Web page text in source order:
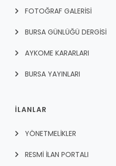
FOTOĞRAF GALERİSİ
BURSA GÜNLÜĞÜ DERGİSİ
AYKOME KARARLARI
BURSA YAYINLARI
İLANLAR
YÖNETMELİKLER
RESMİ İLAN PORTALI